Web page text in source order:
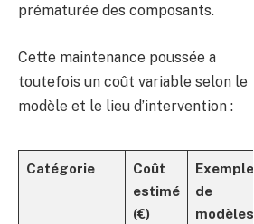
prématurée des composants.
Cette maintenance poussée a
toutefois un coût variable selon le
modèle et le lieu d’intervention :
Catégorie
Coût
estimé
(€)
Exemple
de
modèles